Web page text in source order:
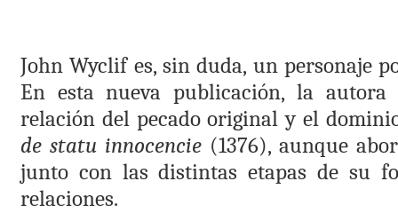
John Wyclif es, sin duda, un personaje
En esta nueva publicación, la
relación del pecado original y el
de statu innocencie(1376), aunque
junto con las distintas etapas de su
relaciones.